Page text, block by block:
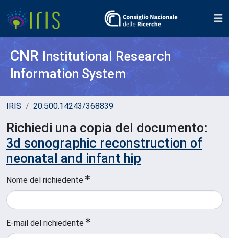
CNR Institutional Research
Information System
IRIS 20.500.14243/368839
Richiedi una copia del documento:
3d sonographic reconstruction of
neonatal and infant hip
Nome del richiedente
E-mail del richiedente